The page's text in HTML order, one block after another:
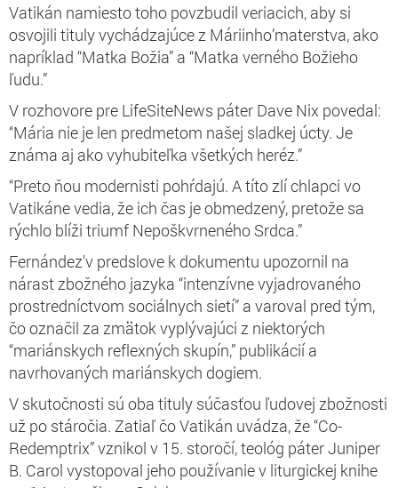
Vatikán namiesto toho povzbudil veriacich, aby si
osvojili tituly vychádzajúce z Máriinho’materstva, ako
napríklad “Matka Božia” a “Matka verného Božieho
ľudu.”
V rozhovore pre LifeSiteNews páter Dave Nix povedal:
“Mária nie je len predmetom našej sladkej úcty. Je
známa aj ako vyhubiteľka všetkých heréz.”
“Preto ňou modernisti pohŕdajú. A títo zlí chlapci vo
Vatikáne vedia, že ich čas je obmedzený, pretože sa
rýchlo blíži triumf Nepoškvrneného Srdca.”
Fernández’v predslove k dokumentu upozornil na
nárast zbožného jazyka “intenzívne vyjadrovaného
prostredníctvom sociálnych sietí” a varoval pred tým,
čo označil za zmätok vyplývajúci z niektorých
“mariánskych reflexných skupín,” publikácií a
navrhovaných mariánskych dogiem.
V skutočnosti sú oba tituly súčasťou ľudovej zbožnosti
už po stáročia. Zatiaľ čo Vatikán uvádza, že “Co-
Redemptrix” vznikol v 15. storočí, teológ páter Juniper
B. Carol vystopoval jeho používanie v liturgickej knihe